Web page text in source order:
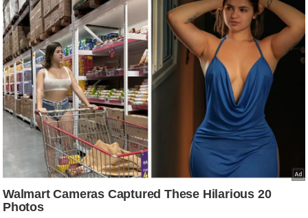
हि
मा
/
ध
र्म
स्थ
ल
त्यो
हा
र